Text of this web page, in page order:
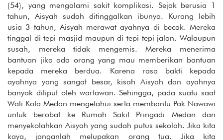
(54), yang mengalami sakit komplikasi. Sejak berusia 1
tahun, Aisyah sudah ditinggalkan ibunya. Kurang lebih
usia 3 tahun, Aisyah merawat ayahnya di becak. Mereka
tinggal di tepi masjid maupun di tepi-tepi jalan. Walaupun
susah, mereka tidak mengemis. Mereka menerima
bantuan jika ada orang yang mau memberikan bantuan
kepada mereka berdua. Karena rasa bakti kepada
ayahnya yang sangat besar, kisah Aisyah dan ayahnya
banyak diliput oleh wartawan. Sehingga, pada suatu saat
Wali Kota Medan mengetahui serta membantu Pak Nawawi
untuk berobat ke Rumah Sakit Pringadi Medan dan
menyekolahkan Aisyah yang sudah putus sekolah. Jika kita
kaya, janganlah melupakan orang tua. Jika kita